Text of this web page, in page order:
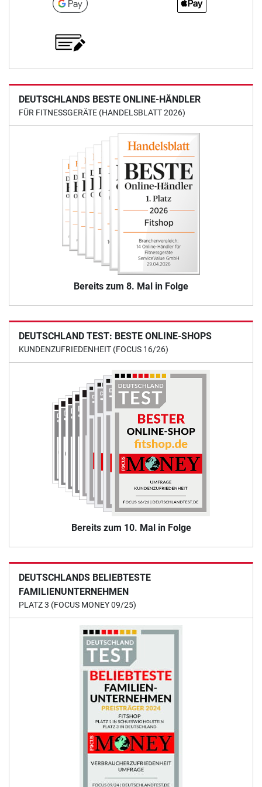
DEUTSCHLANDS BESTE ONLINE-HÄNDLER
FÜR FITNESSGERÄTE (HANDELSBLATT 2026)
Bereits zum 8. Mal in Folge
DEUTSCHLAND TEST: BESTE ONLINE-SHOPS
KUNDENZUFRIEDENHEIT (FOCUS 16/26)
Bereits zum 10. Mal in Folge
DEUTSCHLANDS BELIEBTESTE
FAMILIENUNTERNEHMEN
PLATZ 3 (FOCUS MONEY 09/25)